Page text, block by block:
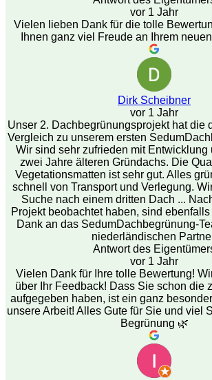
vor 1 Jahr
Vielen lieben Dank für die tolle
Ihnen ganz viel Freude an Ihrem
Dirk Scheibner
vor 1 Jahr
Unser 2. Dachbegrünungsprojekt hat die
Vergleich zu unserem ersten
Wir sind sehr zufrieden mit Entwicklung
zwei Jahre älteren Gründachs. Die
Vegetationsmatten ist sehr gut. Alles
schnell von Transport und Verlegung.
Suche nach einem dritten Dach ...
Projekt beobachtet haben, sind
Dank an das SedumDachbegrünung-
niederländischen
Antwort des
vor 1 Jahr
Vielen Dank für Ihre tolle Bewertung!
über Ihr Feedback! Dass Sie schon die
aufgegeben haben, ist ein ganz
unsere Arbeit! Alles Gute für Sie und viel
Begrünung 🌿